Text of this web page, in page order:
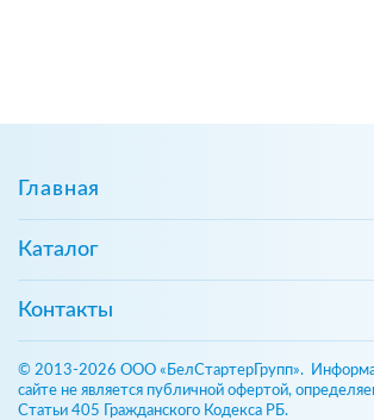
Главная
Каталог
Контакты
© 2013-2026 ООО «БелСтартерГрупп».
сайте не является публичной офертой,
Статьи 405 Гражданского Кодекса РБ.